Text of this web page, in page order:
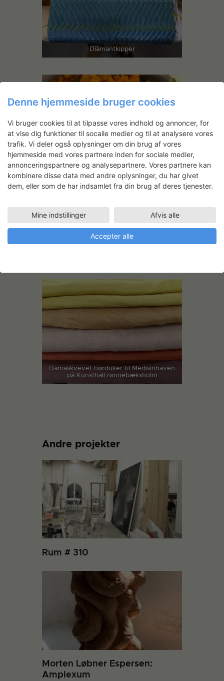
Diamantkipper
Damaskvevet hørduker til Medisinhaven
på Kunsthall rønnebæksholm
Andre projekter
Rum # 310
Morten Løbner Espersen:
Amplexum
Denne hjemmeside bruger cookies
Vi bruger cookies til at tilpasse vores indhold og annoncer, for
at vise dig funktioner til socaile medier og til at analysere vores
trafik. Vi deler også oplysninger om din brug af vores
hjemmeside med vores partnere inden for sociale medier,
annonceringspartnere og analysepartnere. Vores partnere kan
kombinere disse data med andre oplysninger, du har givet
dem, eller som de har indsamlet fra din brug af deres tjenester.
Mine indstillinger Afvis alle
Accepter alle